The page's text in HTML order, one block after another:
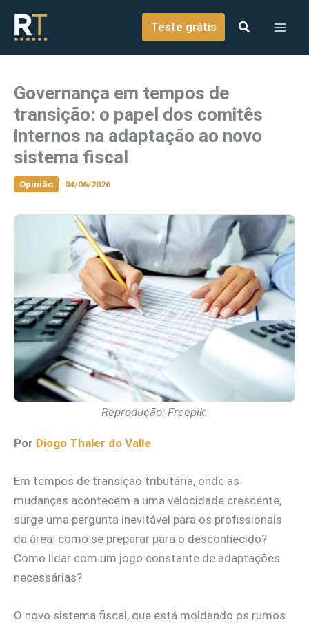
conteúdo
Teste grátis
Governança em tempos de
transição: o papel dos comitês
internos na adaptação ao novo
sistema fiscal
Opinião 04/06/2026
Reprodução: Freepik.
Por Diogo Thaler do Valle
Em tempos de transição tributária, onde as
mudanças acontecem a uma velocidade crescente,
surge uma pergunta inevitável para os profissionais
da área: como se preparar para o desconhecido?
Como lidar com um jogo constante de adaptações
necessárias?
O novo sistema fiscal, que está moldando os rumos